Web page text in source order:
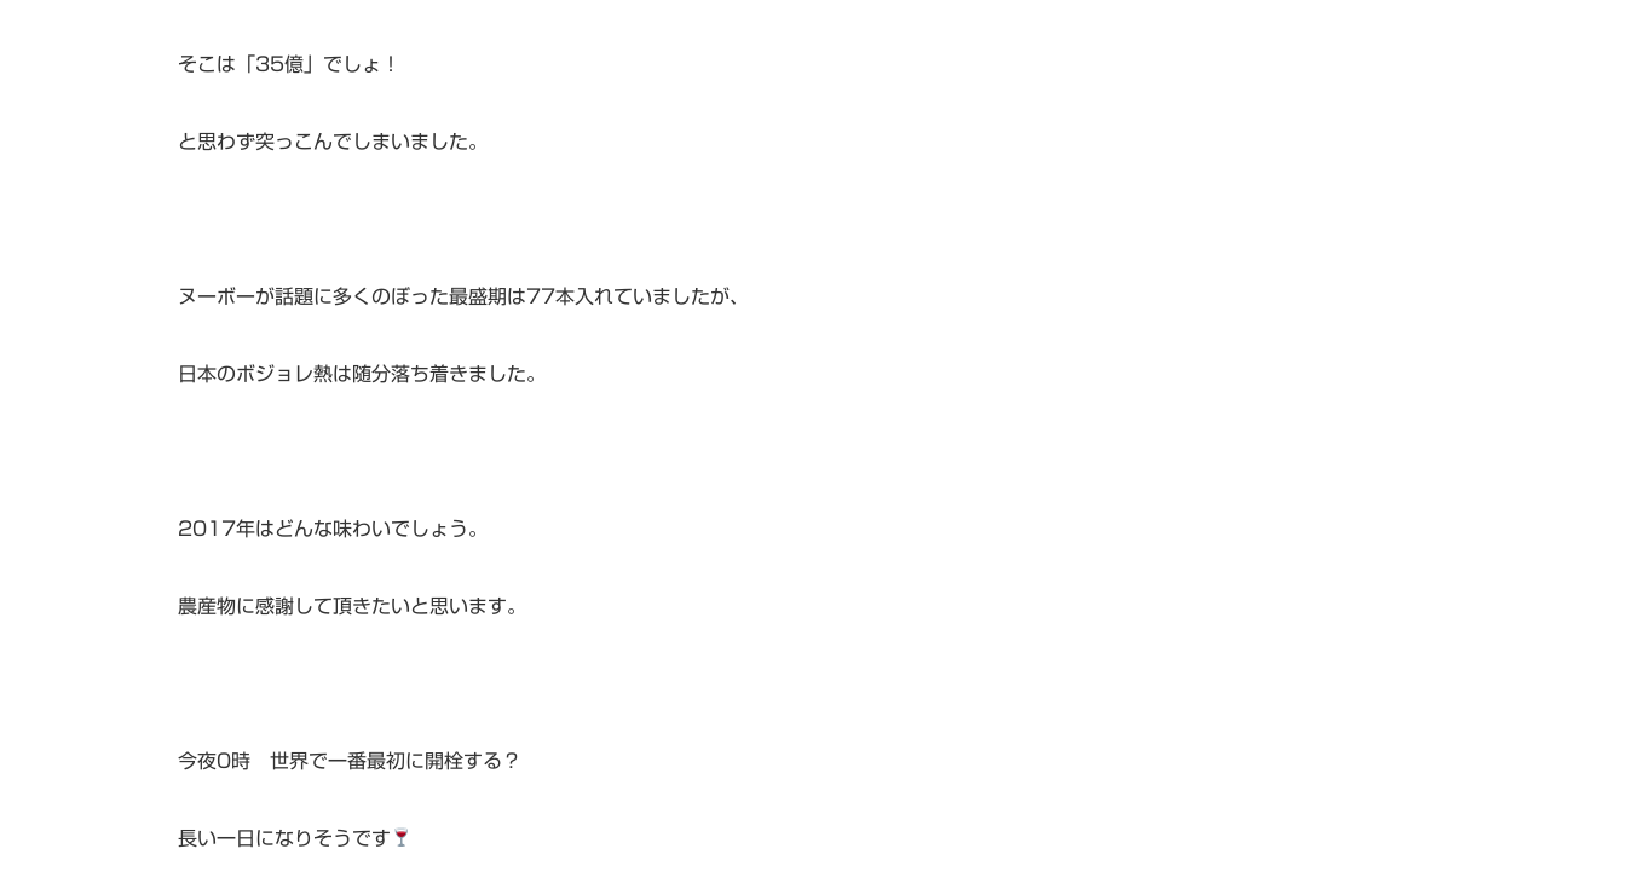
そこは「35億」でしょ！
と思わず突っこんでしまいました。
ヌーボーが話題に多くのぼった最盛期は77本入れていましたが、
日本のボジョレ熱は随分落ち着きました。
2017年はどんな味わいでしょう。
農産物に感謝して頂きたいと思います。
今夜0時 世界で一番最初に開栓する？
長い一日になりそうです